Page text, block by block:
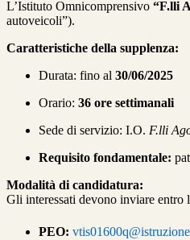
L’Istituto Omnicomprensivo “F.lli
autoveicoli”).
Caratteristiche della supplenza:
Durata: fino al 30/06/2025
Orario: 36 ore settimanali
Sede di servizio: I.O. F.lli
Requisito fondamentale:
Modalità di candidatura:
Gli interessati devono inviare entro
PEO: